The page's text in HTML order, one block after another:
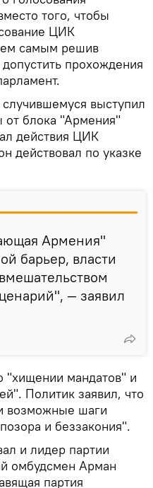
того, чтобы
ЦИК
самым решив
прохождения
выступил
от блока "Армения"
действия ЦИК
действовал по указке
Армения"
барьер, власти
— заявил
"хищении мандатов" и
Политик заявил, что
возможные шаги
и беззакония".
и лидер партии
омбудсмен Арман
партия